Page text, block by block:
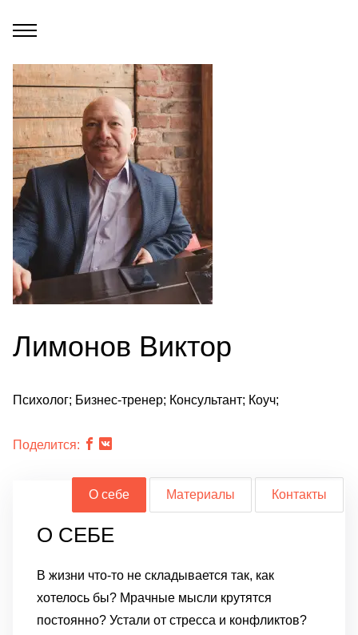
Лимонов Виктор
Психолог; Бизнес-тренер; Консультант; Коуч;
Поделится:
О себе Материалы Контакты
О СЕБЕ
В жизни что-то не складывается так, как
хотелось бы? Мрачные мысли крутятся
постоянно? Устали от стресса и конфликтов?